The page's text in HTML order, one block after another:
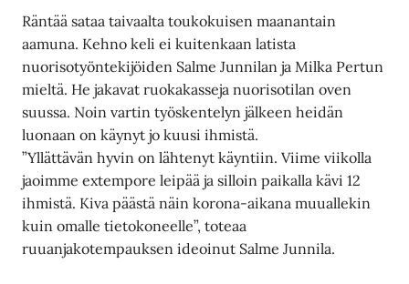
Räntää sataa taivaalta toukokuisen maanantain
aamuna. Kehno keli ei kuitenkaan latista
nuorisotyöntekijöiden Salme Junnilan ja Milka Pertun
mieltä. He jakavat ruokakasseja nuorisotilan oven
suussa. Noin vartin työskentelyn jälkeen heidän
luonaan on käynyt jo kuusi ihmistä.
”Yllättävän hyvin on lähtenyt käyntiin. Viime viikolla
jaoimme extempore leipää ja silloin paikalla kävi 12
ihmistä. Kiva päästä näin korona-aikana muuallekin
kuin omalle tietokoneelle”, toteaa
ruuanjakotempauksen ideoinut Salme Junnila.